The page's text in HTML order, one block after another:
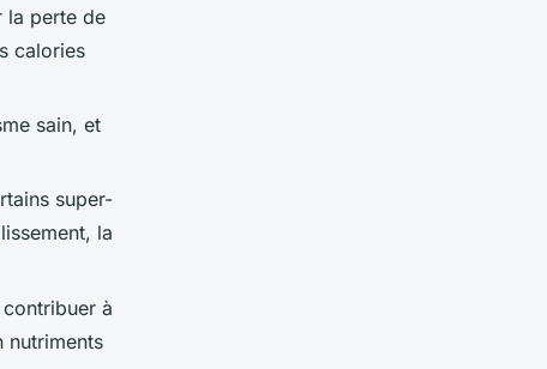
la perte de
calories
sain, et
super-
la
à
nutriments